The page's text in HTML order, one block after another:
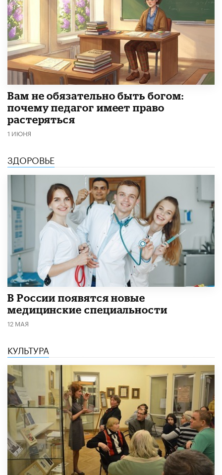
​Вам не обязательно быть богом:
почему педагог имеет право
растеряться
1 ИЮНЯ
ЗДОРОВЬЕ
В России появятся новые
медицинские специальности
12 МАЯ
КУЛЬТУРА